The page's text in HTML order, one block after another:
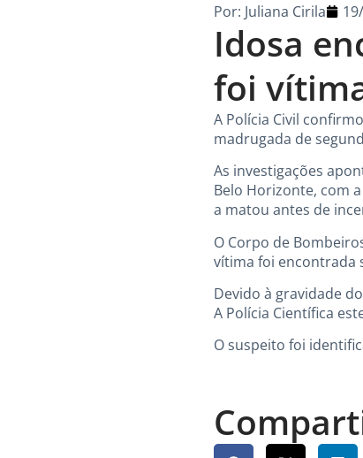
Idosa
foi
Por: Juliana Cirila
A Polícia Civil
madrugada de
As investigações
Belo Horizonte, com
a matou antes de
O Corpo de
vítima foi encontrada
Devido à gravidade
A Polícia Científica
O suspeito foi